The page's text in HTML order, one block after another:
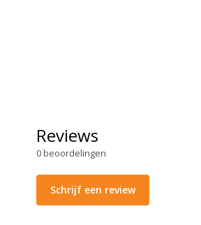
Reviews
0beoordelingen
Schrijf een review